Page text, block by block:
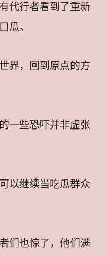
代行者看到了重新
瓜。
界，回到原点的方
一些恐吓并非虚张
以继续当吃瓜群众
们也惊了，他们满